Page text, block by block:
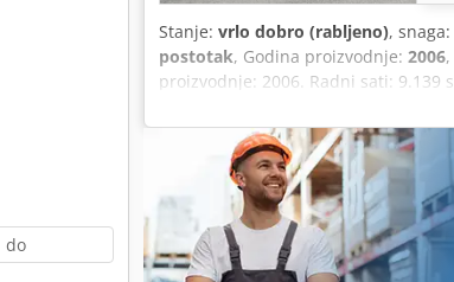
Stanje: vrlo dobro (rabljeno), snaga:
postotak, Godina proizvodnje: 2006
proizvodnje: 2006. Radni sati: 9.139
Codpfxjzp Rm Rj Aptjha
grablju, škare) Brzi priključak OQ80
popravljanje Podvozje u stanju od
oznaka Dimenzije za transport: 10,8